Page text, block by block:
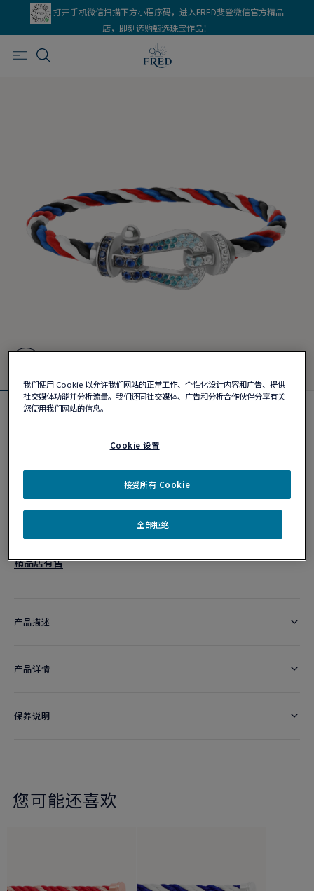
打开手机微信扫描下方小程序码，进入FRED斐登微信官方精品
店，即刻选购甄选珠宝作品！
个性化定制
作品编号
精品店有售
产品描述
产品详情
保养说明
您可能还喜欢
我们使用 Cookie 以允许我们网站的正常工作、个性化设计内容和广告、提供
社交媒体功能并分析流量。我们还同社交媒体、广告和分析合作伙伴分享有关
您使用我们网站的信息。
Cookie 设置
全部拒绝
接受所有 Cookie